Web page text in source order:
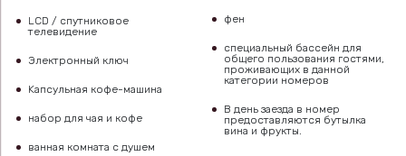
LCD / спутниковое
телевидение
Электронный ключ
Kапсульная кофе-машина
набор для чая и кофе
ванная комната с душем
фен
специальный бассейн для
общего пользования гостями,
проживающих в данной
категории номеров
В день заезда в номер
предоставляются бутылка
вина и фрукты.